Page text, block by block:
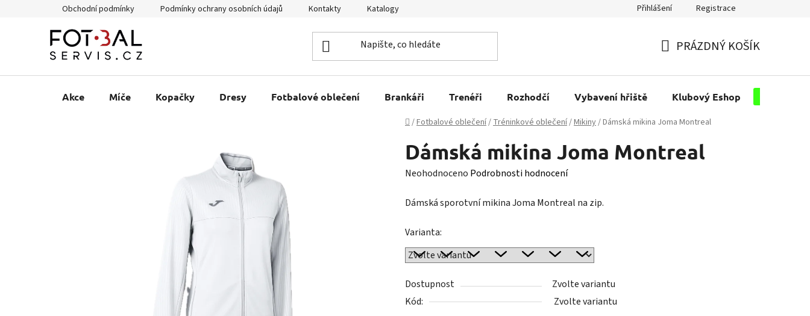
Obchodní podmínky Podmínky ochrany osobních údajů Kontakty Katalogy Přihlášení Registrace
KOŠÍK
PRÁZDNÝ KOŠÍK
Akce Míče Kopačky Dresy Fotbalové oblečení Brankáři Trenéři Rozhodčí Vybavení hřiště Klubový Eshop
Domů
/Fotbalové oblečení/Tréninkové oblečení/Mikiny/Dámská mikina Joma Montreal
Dámská mikina Joma Montreal
Průměrné
produktu
0,0
z
hvězdiček.
Neohodnoceno Podrobnosti hodnocení
Dámská sporotvní mikina Joma Montreal na zip.
Varianta:
Dostupnost
Zvolte variantu
Kód:
Zvolte variantu